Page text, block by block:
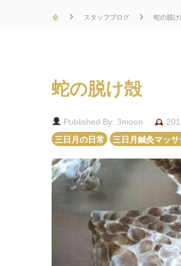
スタッフブログ 蛇の脱け
蛇の脱け殻
Published By: 3moon
三日月の日常 三日月鍼灸マッ